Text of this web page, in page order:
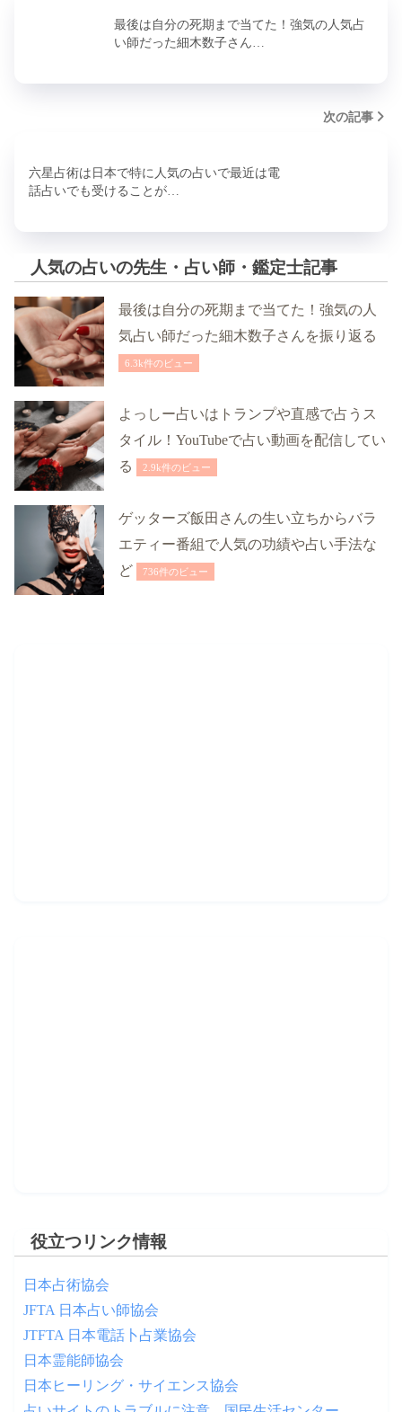
最後は自分の死期まで当てた！強気の人気占
い師だった細木数子さん…
次の記事
六星占術は日本で特に人気の占いで最近は電
話占いでも受けることが…
人気の占いの先生・占い師・鑑定士記事
最後は自分の死期まで当てた！強気の人
気占い師だった細木数子さんを振り返る
6.3k件のビュー
よっしー占いはトランプや直感で占うス
タイル！YouTubeで占い動画を配信してい
る
2.9k件のビュー
ゲッターズ飯田さんの生い立ちからバラ
エティー番組で人気の功績や占い手法な
ど
736件のビュー
役立つリンク情報
日本占術協会
JFTA 日本占い師協会
JTFTA 日本電話卜占業協会
日本霊能師協会
日本ヒーリング・サイエンス協会